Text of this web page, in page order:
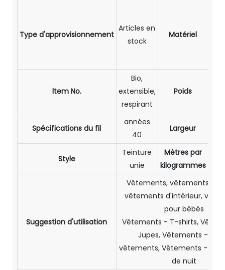
Type d'approvisionnement
Articles en
stock
Matériel
ltem No.
Bio,
extensible,
respirant
Poids
Spécifications du fil
années
40
Largeur
Style
Teinture
unie
Mètres par
kilogrammes
Suggestion d'utilisation
Vêtements, vêtements de
vêtements d'intérieur,
pour bébés
Vêtements - T-shirts,
Jupes, Vêtements -
vêtements, Vêtements -
de nuit